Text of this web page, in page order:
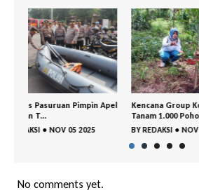
Kencana Group Konsisten
Tanam 1.000 Poho...
BY REDAKSI •NOV 01 2025
Cegah
BY
No comments yet.